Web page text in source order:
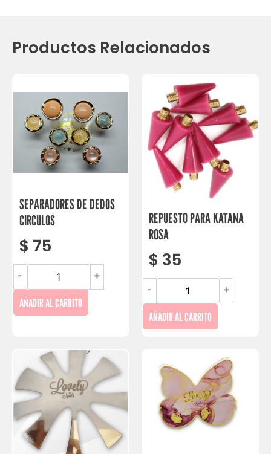
Productos Relacionados
SEPARADORES DE DEDOS
CIRCULOS
$ 75
- +
AÑADIR AL CARRITO
REPUESTO PARA KATANA
ROSA
$ 35
- +
AÑADIR AL CARRITO